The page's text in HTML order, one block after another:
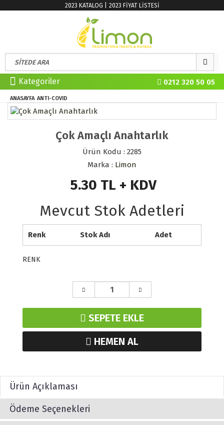
2023 KATALOG | 2023 FİYAT LİSTESİ
Kategoriler 0212 320 50 05
ANASAYFA ANTI-COVID
TÜKENDİ
Çok Amaçlı Anahtarlık
Ürün Kodu : 2285
Marka : Limon
5.30 TL + KDV
Mevcut Stok Adetleri
Renk Stok Adı Adet
RENK
SEPETE EKLE
HEMEN AL
Ürün Açıklaması
Ödeme Seçenekleri